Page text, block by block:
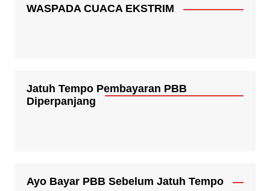
WASPADA CUACA EKSTRIM
Jatuh Tempo Pembayaran PBB
Diperpanjang
Ayo Bayar PBB Sebelum Jatuh Tempo